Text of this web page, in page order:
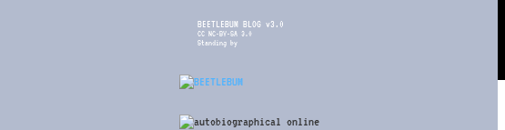
BEETLEBUM BLOG v3.0
CC NC-BY-SA 3.0
Standing by